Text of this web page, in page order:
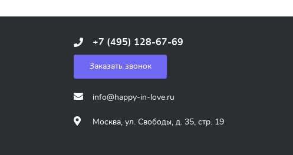
+7 (495) 128-67-69
Заказать звонок
info@happy-in-love.ru
Москва, ул. Свободы, д. 35, стр. 19